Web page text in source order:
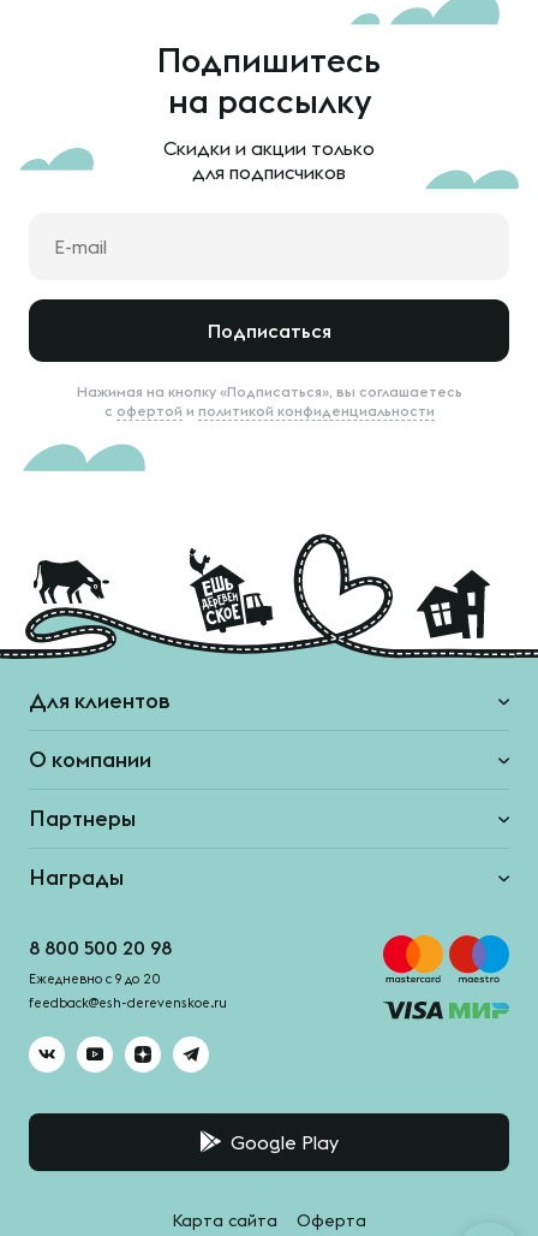
Подпишитесь
на рассылку
Скидки и акции только
для подписчиков
Подписаться
Нажимая на кнопку «Подписаться», вы соглашаетесь
с офертой и политикой конфиденциальности
Для клиентов
О компании
Партнеры
Награды
8 800 500 20 98
Ежедневно с 9 до 20
feedback@esh-derevenskoe.ru
Google Play
Карта сайта Оферта